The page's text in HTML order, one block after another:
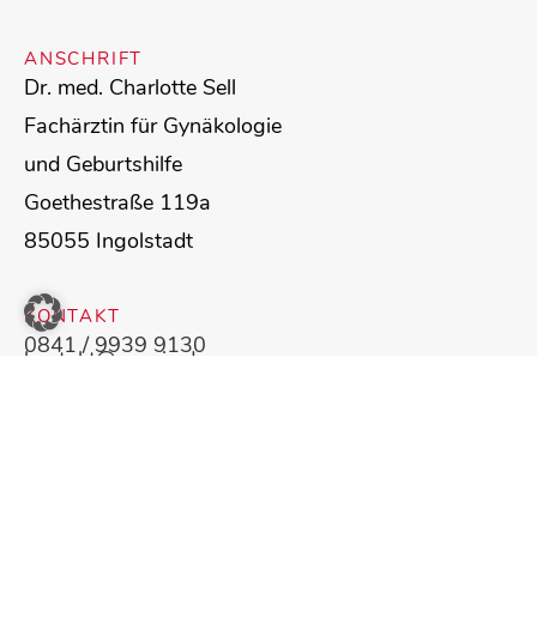
ANSCHRIFT
Dr. med. Charlotte Sell
Fachärztin für Gynäkologie
und Geburtshilfe
Goethestraße 119a
85055 Ingolstadt
KONTAKT
0841 / 9939 9130
kontakt@gyn-in.de